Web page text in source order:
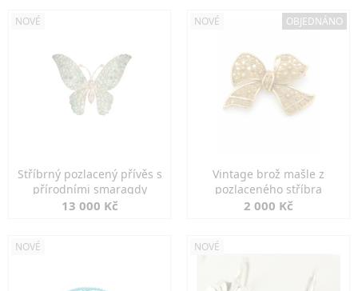
NOVÉ
Stříbrný pozlacený přívěs s
přírodními smaragdy
13 000 Kč
NOVÉ OBJEDNÁNO
Vintage brož mašle z
pozlaceného stříbra
2 000 Kč
NOVÉ NOVÉ